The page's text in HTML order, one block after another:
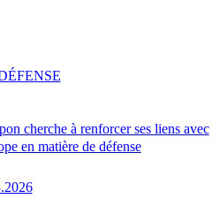
cherche à renforcer ses liens avec
en matière de défense